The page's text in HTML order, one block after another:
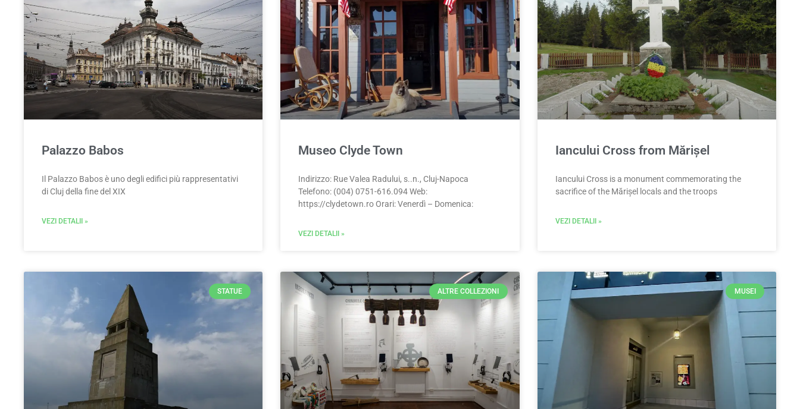
Palazzo Babos
Il Palazzo Babos è uno degli edifici più rappresentativi
di Cluj della fine del XIX
VEZI DETALII »
Museo Clyde Town
Indirizzo: Rue Valea Radului, s..n., Cluj-Napoca
Telefono: (004) 0751-616.094 Web:
https://clydetown.ro Orari: Venerdì – Domenica:
VEZI DETALII »
Iancului Cross from Mărișel
Iancului Cross is a monument commemorating the
sacrifice of the Mărișel locals and the troops
VEZI DETALII »
STATUE ALTRE COLLEZIONI MUSEI